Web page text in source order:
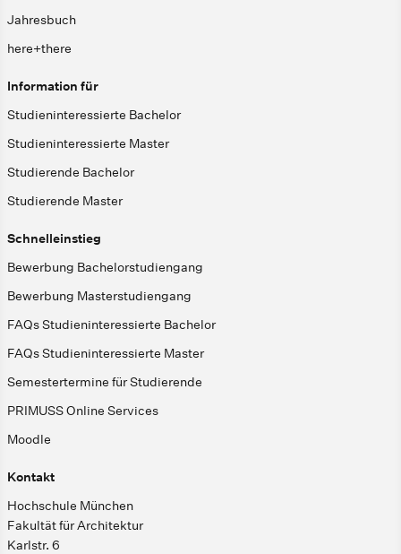
Jahresbuch
here+there
Information für
Studieninteressierte Bachelor
Studieninteressierte Master
Studierende Bachelor
Studierende Master
Schnelleinstieg
Bewerbung Bachelorstudiengang
Bewerbung Masterstudiengang
FAQs Studieninteressierte Bachelor
FAQs Studieninteressierte Master
Semestertermine für Studierende
PRIMUSS Online Services
Moodle
Kontakt
Hochschule München
Fakultät für Architektur
Karlstr. 6